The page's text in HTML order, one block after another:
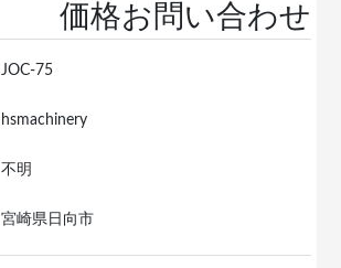
価格お問い合わせ
JOC-75
hsmachinery
不明
宮崎県日向市